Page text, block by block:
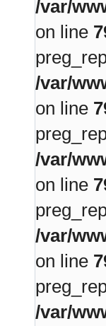
/var/
on line
/var/
on line
/var/
on line
/var/
on line
/var/